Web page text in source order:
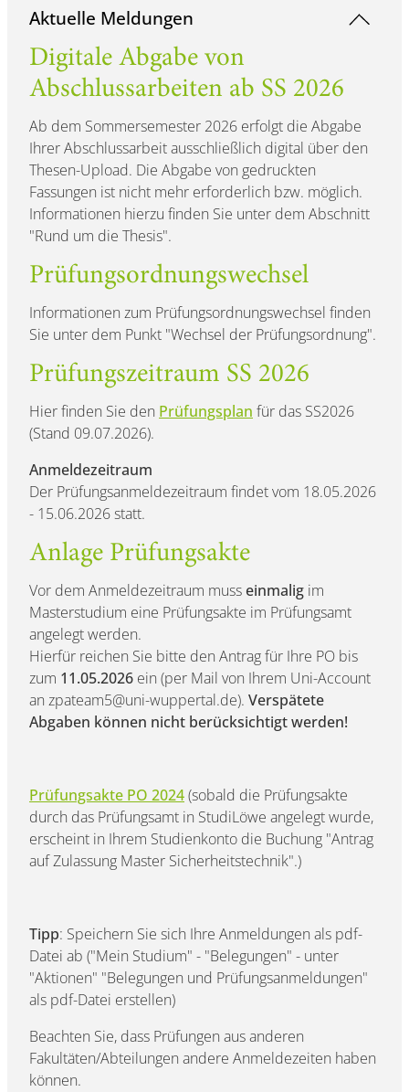
Aktuelle Meldungen
Digitale Abgabe von
Abschlussarbeiten ab SS 2026
Ab dem Sommersemester 2026 erfolgt die Abgabe
Ihrer Abschlussarbeit ausschließlich digital über den
Thesen-Upload. Die Abgabe von gedruckten
Fassungen ist nicht mehr erforderlich bzw. möglich.
Informationen hierzu finden Sie unter dem Abschnitt
"Rund um die Thesis".
Prüfungsordnungswechsel
Informationen zum Prüfungsordnungswechsel finden
Sie unter dem Punkt "Wechsel der Prüfungsordnung".
Prüfungszeitraum SS 2026
Hier finden Sie den Prüfungsplan für das SS2026
(Stand 09.07.2026).
Anmeldezeitraum
Der Prüfungsanmeldezeitraum findet vom 18.05.2026
- 15.06.2026 statt.
Anlage Prüfungsakte
Vor dem Anmeldezeitraum muss einmalig im
Masterstudium eine Prüfungsakte im Prüfungsamt
angelegt werden.
Hierfür reichen Sie bitte den Antrag für Ihre PO bis
zum 11.05.2026 ein (per Mail von Ihrem Uni-Account
an zpateam5@uni-wuppertal.de). Verspätete
Abgaben können nicht berücksichtigt werden!
Prüfungsakte PO 2024(sobald die Prüfungsakte
durch das Prüfungsamt in StudiLöwe angelegt wurde,
erscheint in Ihrem Studienkonto die Buchung "Antrag
auf Zulassung Master Sicherheitstechnik".)
Tipp: Speichern Sie sich Ihre Anmeldungen als pdf-
Datei ab ("Mein Studium" - "Belegungen" - unter
"Aktionen" "Belegungen und Prüfungsanmeldungen"
als pdf-Datei erstellen)
Beachten Sie, dass Prüfungen aus anderen
Fakultäten/Abteilungen andere Anmeldezeiten haben
können.